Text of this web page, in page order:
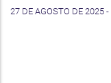
27 DE AGOSTO DE 2025